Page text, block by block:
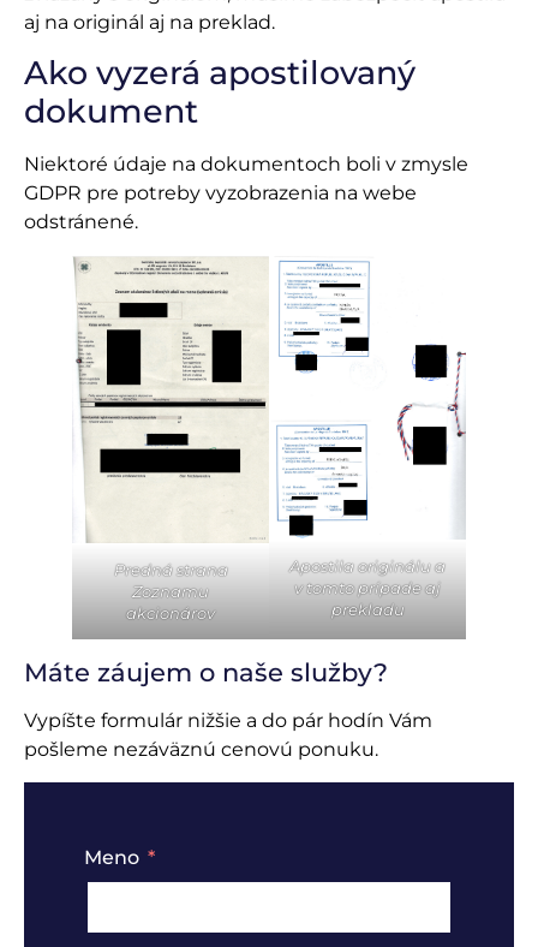
aj na originál aj na preklad.
Ako vyzerá apostilovaný
dokument
Niektoré údaje na dokumentoch boli v zmysle
GDPR pre potreby vyzobrazenia na webe
odstránené.
Predná strana
Zoznamu
akcionárov
Apostila originálu a
v tomto prípade aj
prekladu
Máte záujem o naše služby?
Vypíšte formulár nižšie a do pár hodín Vám
pošleme nezáväznú cenovú ponuku.
Meno